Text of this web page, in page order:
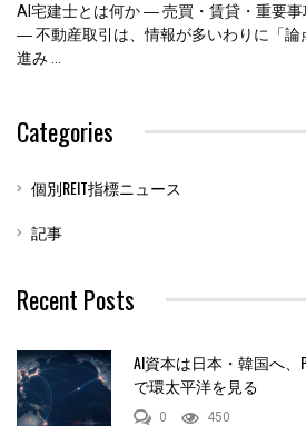
AI宅建士とは何か ― 売買・賃貸・重要事
― 不動産取引は、情報が多いわりに「論
進み ...
Categories
個別REIT指標ニュース
記事
Recent Posts
AI資本は日本・韓国へ、
で環太平洋を見る
0 450